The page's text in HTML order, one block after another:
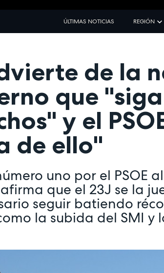
ÚLTIMAS NOTICIAS REGIÓN
de la
que
y el
de ello"
uno por el PSOE
que el 23J se la
seguir batiendo
la subida del SMI y